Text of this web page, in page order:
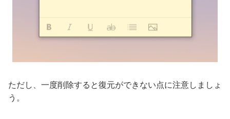
ただし、一度削除すると復元ができない点に注意しましょ
う。